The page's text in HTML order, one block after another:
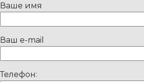
Ваше имя
Ваш e-mail
Телефон: